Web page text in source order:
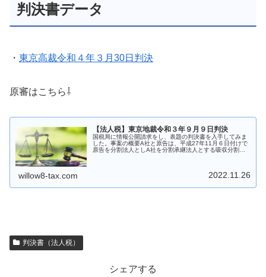
判決書データ
・ 東京高裁令和４年３月30日判決
原審はこちら⇩
【法人税】東京地裁令和３年９月９日判決
国税局に情報公開請求をし、表題の判決書を入手してみま
した。事案の概要A社と原告は、平成27年11月６日付けで
原告を分割法人としA社を分割承継法人とする吸収分割契
willow8-tax.com 2022.11.26
判決書（法人税）
シェアする